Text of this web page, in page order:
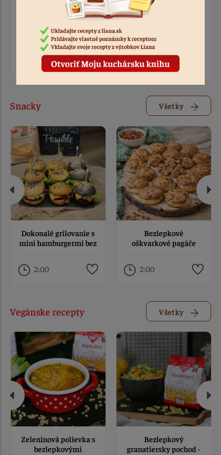
Tatiana
Cestovinový šalát s
tuniakom | Rýchly
bezlepkový obed z
Fusilli Liana
obed: Liana cestoviny s
pečenou zeleninou a
fetou
0:30
Snacky Všetky
Dokonalé grilovanie s
mini hamburgermi bez
2:00
Bezlepkové
oškvarkové pagáče
2:00
Vegánske recepty Všetky
Zeleninová polievka s
bezlepkovými
Bezlepkový
granatiersky pochod -